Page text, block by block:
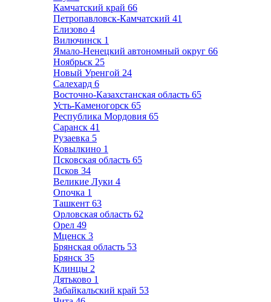
Камчатский край 66
Петропавловск-Камчатский 41
Елизово 4
Вилючинск 1
Ямало-Ненецкий автономный округ 66
Ноябрьск 25
Новый Уренгой 24
Салехард 6
Восточно-Казахстанская область 65
Усть-Каменогорск 65
Республика Мордовия 65
Саранск 41
Рузаевка 5
Ковылкино 1
Псковская область 65
Псков 34
Великие Луки 4
Опочка 1
Ташкент 63
Орловская область 62
Орел 49
Мценск 3
Брянская область 53
Брянск 35
Клинцы 2
Дятьково 1
Забайкальский край 53